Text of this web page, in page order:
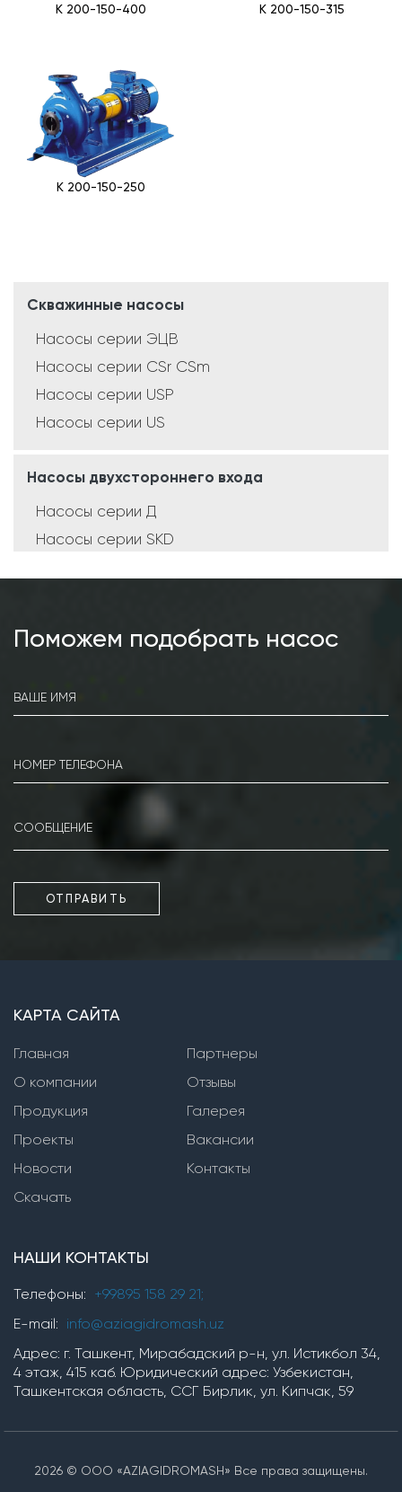
К 200-150-400 К 200-150-315
К 200-150-250
Скважинные насосы
Насосы серии ЭЦВ
Насосы серии CSr CSm
Насосы серии USP
Насосы серии US
Насосы двухстороннего входа
Насосы серии Д
Насосы серии SKD
Консольные насосы
Насосы серии КМ
Насосы серии MG
Насосы серии Kordis
Фекальные погружные насосы
Насосы серии PD
Насосы серии WQ
Фекальные насосы сухой установки
Насосы серии СМ
Вертикальные многоступенчатые насосы
Насосы серии SVP(i,n)
Насосы серии TMV
Насосы серии ЦНС
Насосы серии TM, TMB
насосы серии OP
Химические насосы
Установки для производства гипохлорита
Поможем подобрать насос
ОТПРАВИТЬ
КАРТА САЙТА
Главная
О компании
Продукция
Проекты
Новости
Скачать
Партнеры
Отзывы
Галерея
Вакансии
Контакты
НАШИ КОНТАКТЫ
Телефоны: +99895 158 29 21;
E-mail: info@aziagidromash.uz
Адрес: г. Ташкент, Мирабадский р-н, ул. Истикбол 34,
4 этаж, 415 каб. Юридический адрес: Узбекистан,
Ташкентская область, ССГ Бирлик, ул. Кипчак, 59
2026 © ООО «AZIAGIDROMASH» Все права защищены.